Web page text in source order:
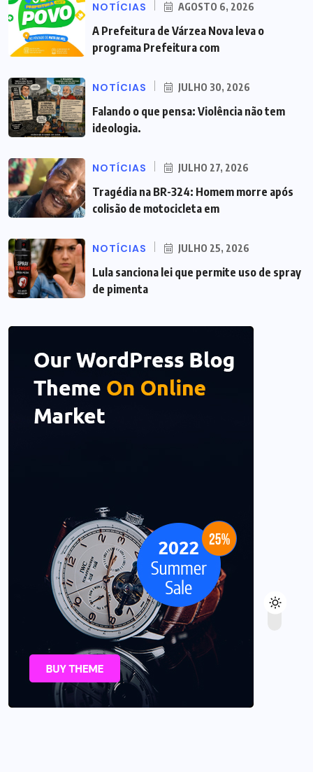
NOTÍCIAS AGOSTO 6, 2026
A Prefeitura de Várzea Nova leva o
programa Prefeitura com
NOTÍCIAS JULHO 30, 2026
Falando o que pensa: Violência não tem
ideologia.
NOTÍCIAS JULHO 27, 2026
Tragédia na BR-324: Homem morre após
colisão de motocicleta em
NOTÍCIAS JULHO 25, 2026
Lula sanciona lei que permite uso de spray
de pimenta